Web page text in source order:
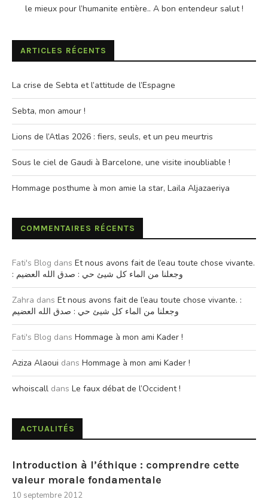
le mieux pour l’humanite entière.. A bon entendeur salut !
ARTICLES RÉCENTS
La crise de Sebta et l’attitude de l’Espagne
Sebta, mon amour !
Lions de l’Atlas 2026 : fiers, seuls, et un peu meurtris
Sous le ciel de Gaudi à Barcelone, une visite inoubliable !
Hommage posthume à mon amie la star, Laila Aljazaeriya
COMMENTAIRES RÉCENTS
Fati's Blog dans Et nous avons fait de l’eau toute chose vivante.
: وجعلنا من الماء كل شيئ حي : صدق الله العضيم
Zahra dans Et nous avons fait de l’eau toute chose vivante. :
وجعلنا من الماء كل شيئ حي : صدق الله العضيم
Fati's Blog dans Hommage à mon ami Kader !
Aziza Alaoui dans Hommage à mon ami Kader !
whoiscall dans Le faux débat de l’Occident !
ACTUALITÉS
Introduction à l’éthique : comprendre cette
valeur morale fondamentale
10 septembre 2012